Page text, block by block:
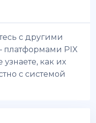
с другими
платформами PIX
как их
с системой